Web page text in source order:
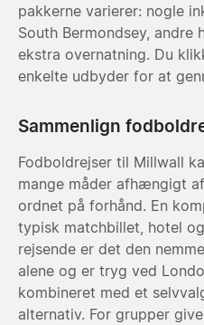
pakkerne varierer: nogle
South Bermondsey, andre
ekstra overnatning. Du
enkelte udbyder for at
Sammenlign
Fodboldrejser til Millwall
mange måder afhængigt
ordnet på forhånd. En
typisk matchbillet, hotel
rejsende er det den
alene og er tryg ved
kombineret med et
alternativ. For grupper